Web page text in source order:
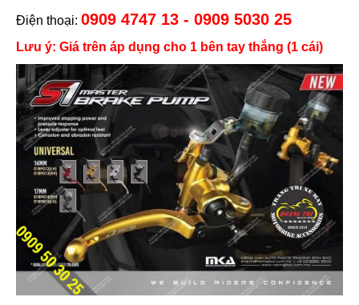
Điện thoại: 0909 4747 13 - 0909 5030 25
Lưu ý: Giá trên áp dụng cho 1 bên tay thắng (1 cái)